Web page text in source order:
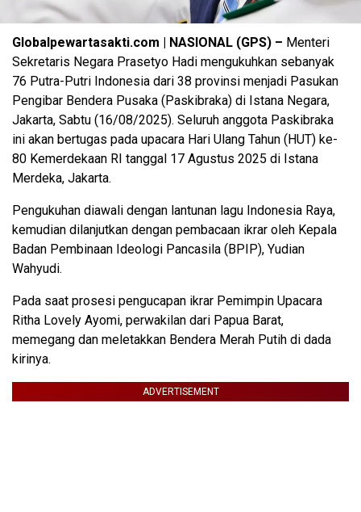
Globalpewartasakti.com | NASIONAL (GPS) – Menteri
Sekretaris Negara Prasetyo Hadi mengukuhkan sebanyak
76 Putra-Putri Indonesia dari 38 provinsi menjadi Pasukan
Pengibar Bendera Pusaka (Paskibraka) di Istana Negara,
Jakarta, Sabtu (16/08/2025). Seluruh anggota Paskibraka
ini akan bertugas pada upacara Hari Ulang Tahun (HUT) ke-
80 Kemerdekaan RI tanggal 17 Agustus 2025 di Istana
Merdeka, Jakarta.
Pengukuhan diawali dengan lantunan lagu Indonesia Raya,
kemudian dilanjutkan dengan pembacaan ikrar oleh Kepala
Badan Pembinaan Ideologi Pancasila (BPIP), Yudian
Wahyudi.
Pada saat prosesi pengucapan ikrar Pemimpin Upacara
Ritha Lovely Ayomi, perwakilan dari Papua Barat,
memegang dan meletakkan Bendera Merah Putih di dada
kirinya.
ADVERTISEMENT